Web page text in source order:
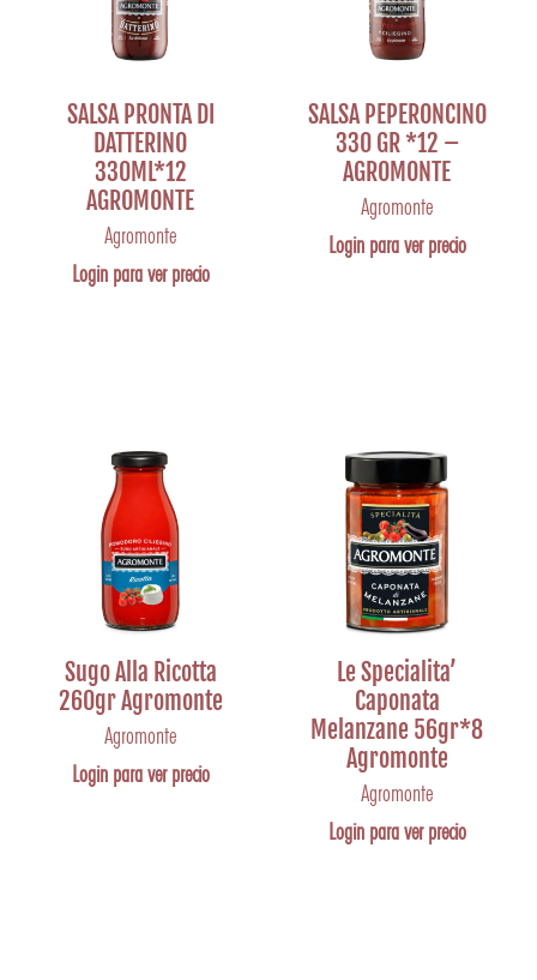
SALSA PRONTA DI
DATTERINO
330ML*12
AGROMONTE
Agromonte
Login para ver precio
SALSA PEPERONCINO
330 GR *12 –
AGROMONTE
Agromonte
Login para ver precio
Sugo Alla Ricotta
260gr Agromonte
Agromonte
Login para ver precio
Le Specialita’
Caponata
Melanzane 56gr*8
Agromonte
Agromonte
Login para ver precio